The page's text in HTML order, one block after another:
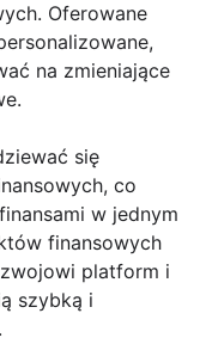
Oferowane
na zmieniające
się
co
w jednym
finansowych
platform i
szybką i